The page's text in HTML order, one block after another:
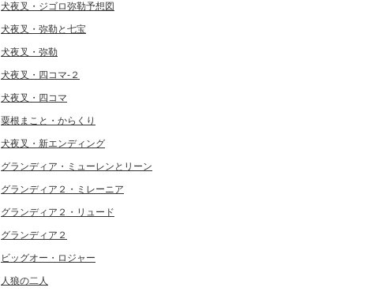
犬夜叉・ジゴロ弥勒予想図
犬夜叉・弥勒と七宝
犬夜叉・弥勒
犬夜叉・四コマ-２
犬夜叉・四コマ
粟根まこと・からくり
犬夜叉・新エンディング
グランディア・ミューレンとリーン
グランディア２・ミレーニア
グランディア２・リュード
グランディア２
ビッグオー・ロジャー
人狼の二人